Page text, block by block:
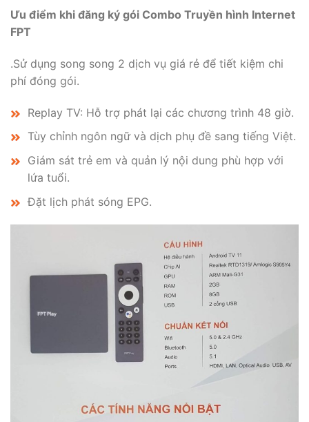
Ưu điểm khi đăng ký gói Combo Truyền hình Internet
FPT
.Sử dụng song song 2 dịch vụ giá rẻ để tiết kiệm chi
phí đóng gói.
Replay TV: Hỗ trợ phát lại các chương trình 48 giờ.
Tùy chỉnh ngôn ngữ và dịch phụ đề sang tiếng Việt.
Giám sát trẻ em và quản lý nội dung phù hợp với
lứa tuổi.
Đặt lịch phát sóng EPG.